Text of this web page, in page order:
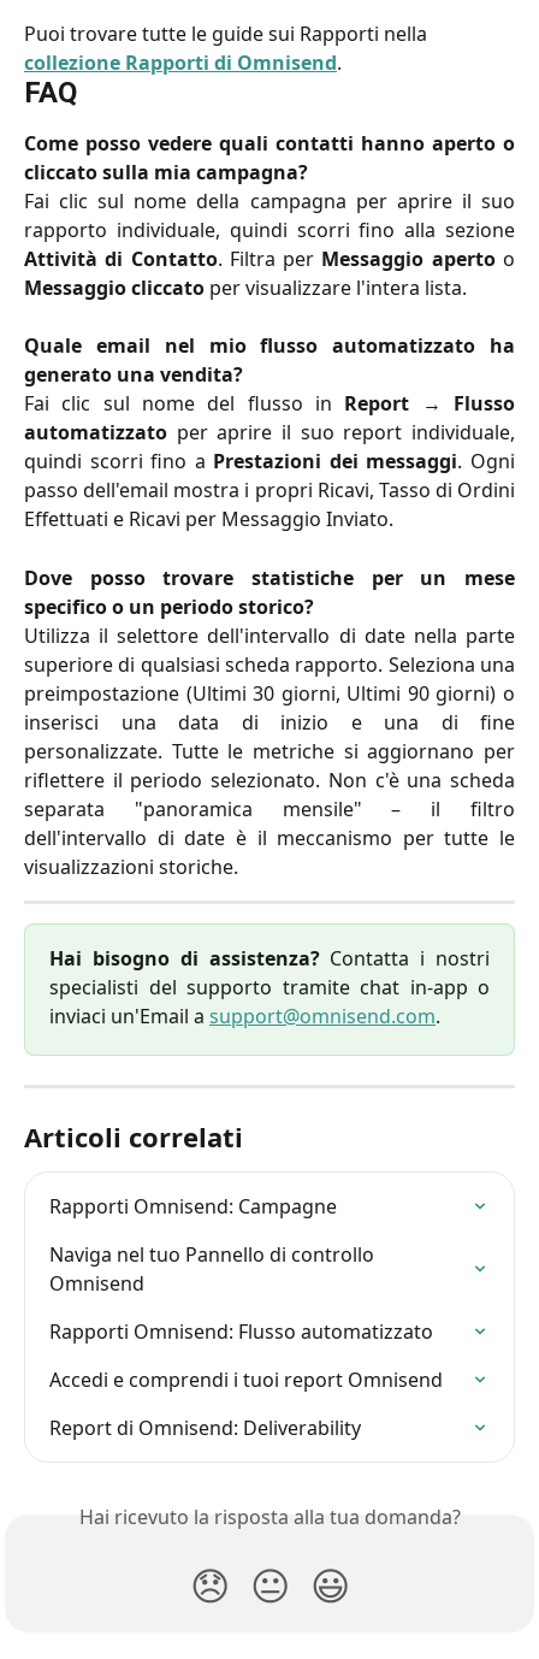
Puoi trovare tutte le guide sui Rapporti nella
collezione Rapporti di Omnisend.
FAQ
Come posso vedere quali contatti hanno aperto o
cliccato sulla mia campagna?
Fai clic sul nome della campagna per aprire il suo
rapporto individuale, quindi scorri fino alla sezione
Attività di Contatto. Filtra per Messaggio apertoo
Messaggio cliccato per visualizzare l'intera lista.
Quale email nel mio flusso automatizzato ha
generato una vendita?
Fai clic sul nome del flusso in Report → Flusso
automatizzato per aprire il suo report individuale,
quindi scorri fino a Prestazioni dei messaggi. Ogni
passo dell'email mostra i propri Ricavi, Tasso di Ordini
Effettuati e Ricavi per Messaggio Inviato.
Dove posso trovare statistiche per un mese
specifico o un periodo storico?
Utilizza il selettore dell'intervallo di date nella parte
superiore di qualsiasi scheda rapporto. Seleziona una
preimpostazione (Ultimi 30 giorni, Ultimi 90 giorni) o
inserisci una data di inizio e una di fine
personalizzate. Tutte le metriche si aggiornano per
riflettere il periodo selezionato. Non c'è una scheda
separata "panoramica mensile" – il filtro
dell'intervallo di date è il meccanismo per tutte le
visualizzazioni storiche.
Hai bisogno di assistenza?Contatta i nostri
specialisti del supporto tramite chat in-app o
inviaci un'Email a support@omnisend.com.
Articoli correlati
Rapporti Omnisend: Campagne
Naviga nel tuo Pannello di controllo
Omnisend
Rapporti Omnisend: Flusso automatizzato
Accedi e comprendi i tuoi report Omnisend
Report di Omnisend: Deliverability
Hai ricevuto la risposta alla tua domanda?
😞 😐 😃